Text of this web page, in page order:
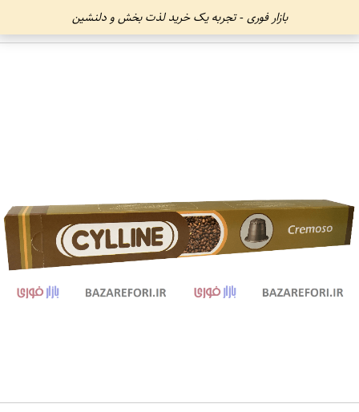
بازار فوری - تجربه یک خرید لذت بخش و دلنشین